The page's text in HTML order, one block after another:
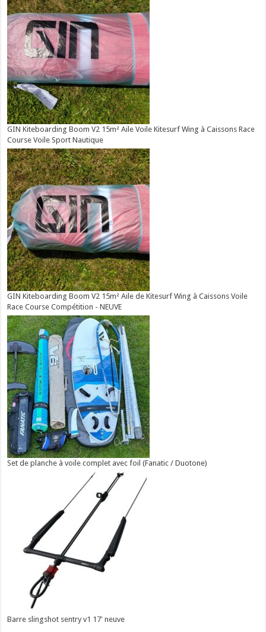
GIN Kiteboarding Boom V2 15m² Aile Voile Kitesurf Wing à Caissons Race
Course Voile Sport Nautique
GIN Kiteboarding Boom V2 15m² Aile de Kitesurf Wing à Caissons Voile
Race Course Compétition - NEUVE
Set de planche à voile complet avec foil (Fanatic / Duotone)
Barre slingshot sentry v1 17' neuve